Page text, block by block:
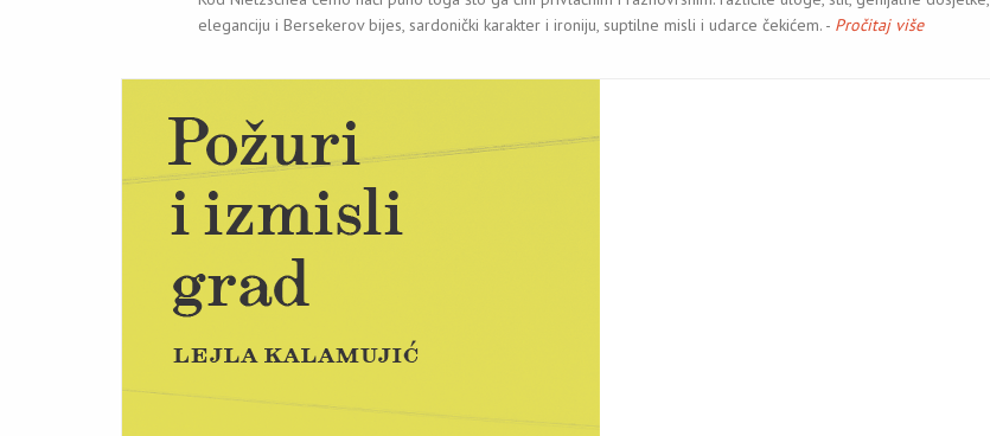
eleganciju i Bersekerov bijes, sardonički karakter i ironiju, suptilne misli i udarce čekićem. - Pročitaj više